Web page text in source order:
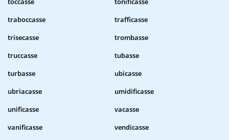
traboccasse
trafficasse
trisecasse
trombasse
truccasse
tubasse
turbasse
ubicasse
ubriacasse
umidificasse
unificasse
vacasse
vanificasse
vendicasse